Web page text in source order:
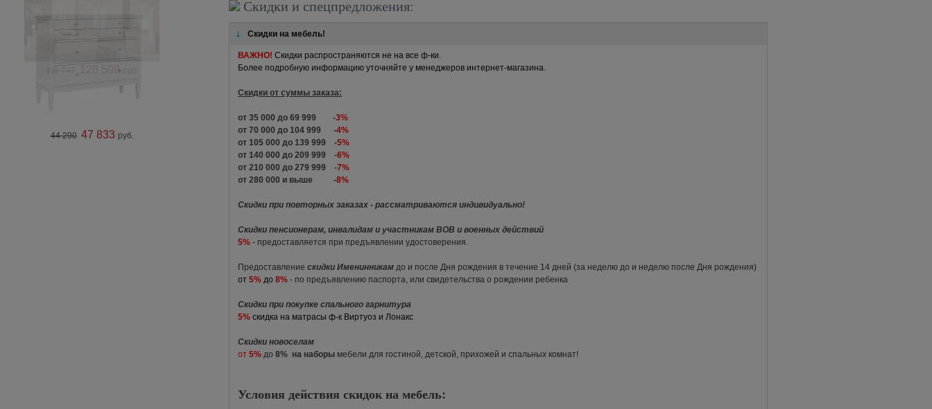
128 509
44 290 47 833 руб.
Скидки и спецпредложения:
Скидки на мебель!
ВАЖНО! Скидки распространяются не на все ф-ки.
Более подробную информацию уточняйте у менеджеров интернет-магазина.
Скидки от суммы заказа:
от 35 000 до 69 999 -3%
от 70 000 до 104 999 -4%
от 105 000 до 139 999 -5%
от 140 000 до 209 999 -6%
от 210 000 до 279 999 -7%
от 280 000 и выше -8%
Скидки при повторных заказах - рассматриваются индивидуально!
Скидки пенсионерам, инвалидам и участникам ВОВ и военных действий
5% - предоставляется при предъявлении удостоверения.
Предоставление скидки Именинникам до и после Дня рождения в течение 14 дней (за неделю до и неделю после Дня рождения)
от 5% до 8% - по предъявлению паспорта, или свидетельства о рождении ребенка
Скидки при покупке спального гарнитура
5% скидка на матрасы ф-к Виртуоз и Лонакс
Скидки новоселам
от 5% до 8% на наборы мебели для гостиной, детской, прихожей и спальных комнат!
Условия действия скидок на мебель: